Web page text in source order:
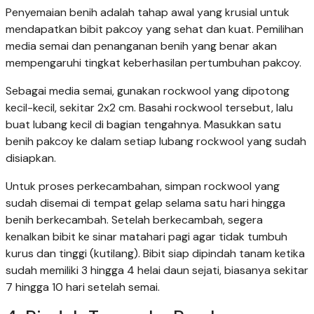
Penyemaian benih adalah tahap awal yang krusial untuk
mendapatkan bibit pakcoy yang sehat dan kuat. Pemilihan
media semai dan penanganan benih yang benar akan
mempengaruhi tingkat keberhasilan pertumbuhan pakcoy.
Sebagai media semai, gunakan rockwool yang dipotong
kecil-kecil, sekitar 2x2 cm. Basahi rockwool tersebut, lalu
buat lubang kecil di bagian tengahnya. Masukkan satu
benih pakcoy ke dalam setiap lubang rockwool yang sudah
disiapkan.
Untuk proses perkecambahan, simpan rockwool yang
sudah disemai di tempat gelap selama satu hari hingga
benih berkecambah. Setelah berkecambah, segera
kenalkan bibit ke sinar matahari pagi agar tidak tumbuh
kurus dan tinggi (kutilang). Bibit siap dipindah tanam ketika
sudah memiliki 3 hingga 4 helai daun sejati, biasanya sekitar
7 hingga 10 hari setelah semai.